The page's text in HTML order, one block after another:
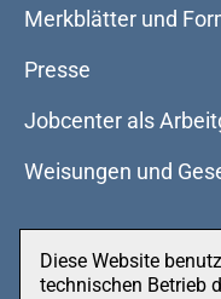
Merkblätter und
Presse
Jobcenter als
Weisungen und
Datenschutz
Diese Website
technischen Betrieb